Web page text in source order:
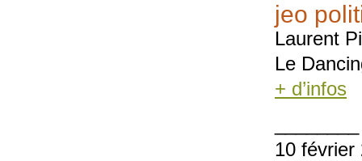
jeo
Laurent
Le
+ d’infos
10 février